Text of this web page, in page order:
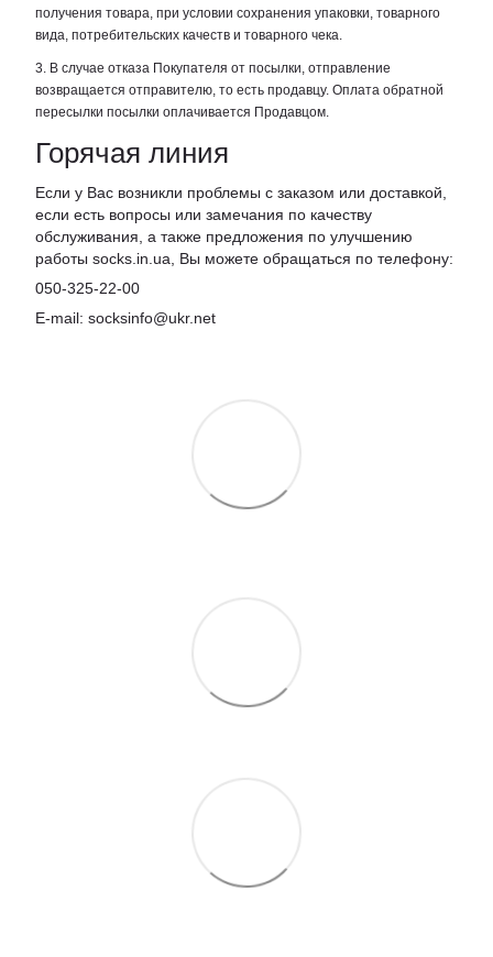
получения товара, при условии сохранения упаковки, товарного
вида, потребительских качеств и товарного чека.
3. В случае отказа Покупателя от посылки, отправление
возвращается отправителю, то есть продавцу. Оплата обратной
пересылки посылки оплачивается Продавцом.
Горячая линия
Если у Вас возникли проблемы с заказом или доставкой,
если есть вопросы или замечания по качеству
обслуживания, а также предложения по улучшению
работы socks.in.ua, Вы можете обращаться по телефону:
050-325-22-00
E-mail: socksinfo@ukr.net